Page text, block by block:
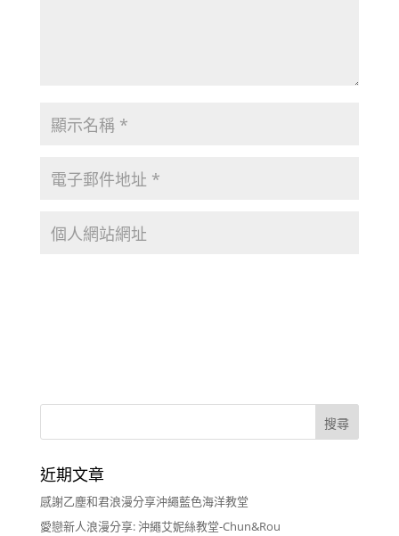
近期文章
感謝乙塵和君浪漫分享沖繩藍色海洋教堂
愛戀新人浪漫分享: 沖繩艾妮絲教堂-Chun&Rou